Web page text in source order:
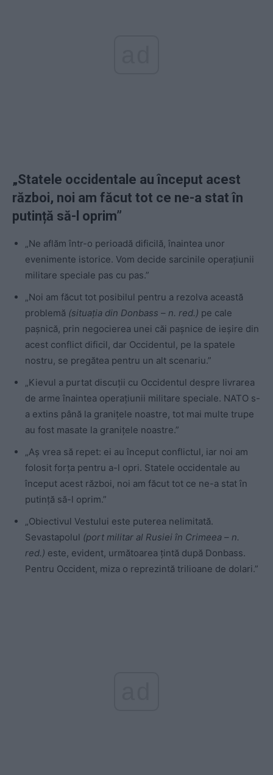
„Statele occidentale au început acest
război, noi am făcut tot ce ne-a stat în
putință să-l oprim”
„Ne aflăm într-o perioadă dificilă, înaintea unor
evenimente istorice. Vom decide sarcinile operațiunii
militare speciale pas cu pas.”
„Noi am făcut tot posibilul pentru a rezolva această
problemă (situația din Donbass – n. red.) pe cale
paşnică, prin negocierea unei căi paşnice de ieşire din
acest conflict dificil, dar Occidentul, pe la spatele
nostru, se pregătea pentru un alt scenariu.”
„Kievul a purtat discuții cu Occidentul despre livrarea
de arme înaintea operațiunii militare speciale. NATO s-
a extins până la granițele noastre, tot mai multe trupe
au fost masate la granițele noastre.”
„Aș vrea să repet: ei au început conflictul, iar noi am
folosit forța pentru a-l opri. Statele occidentale au
început acest război, noi am făcut tot ce ne-a stat în
putință să-l oprim.”
„Obiectivul Vestului este puterea nelimitată.
Sevastapolul (port militar al Rusiei în Crimeea – n.
red.) este, evident, următoarea țintă după Donbass.
Pentru Occident, miza o reprezintă trilioane de dolari.”